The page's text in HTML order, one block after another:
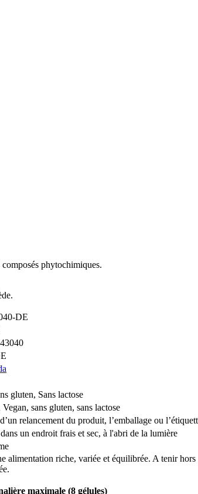
phytochimiques.
DE
gluten, Sans lactose
Vegan, sans gluten, sans lactose
relancement du produit, l’emballage ou
un endroit frais et sec, à l'abri de la lumière
alimentation riche, variée et équilibrée. A tenir hors
maximale (8 gélules)